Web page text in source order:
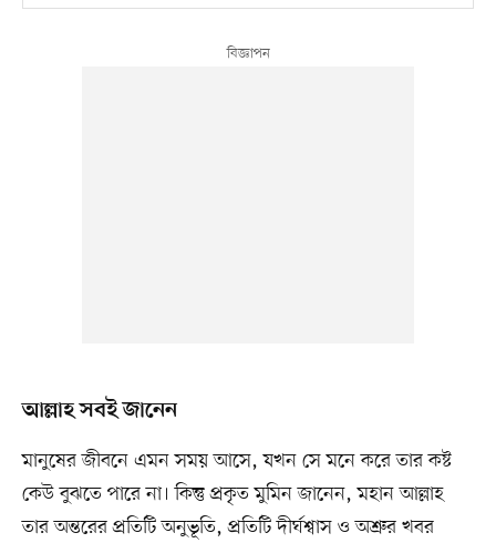
আল্লাহ সবই জানেন
মানুষের জীবনে এমন সময় আসে, যখন সে মনে করে তার কষ্ট
কেউ বুঝতে পারে না। কিন্তু প্রকৃত মুমিন জানেন, মহান আল্লাহ
তার অন্তরের প্রতিটি অনুভূতি, প্রতিটি দীর্ঘশ্বাস ও অশ্রুর খবর